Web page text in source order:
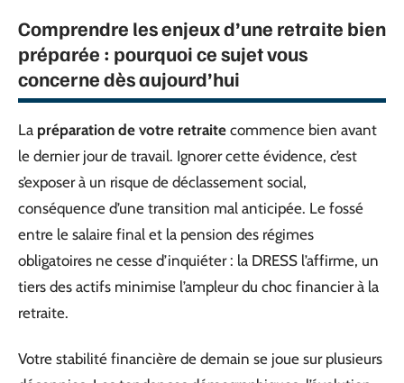
Comprendre les enjeux d’une retraite bien
préparée : pourquoi ce sujet vous
concerne dès aujourd’hui
La préparation de votre retraite commence bien avant
le dernier jour de travail. Ignorer cette évidence, c’est
s’exposer à un risque de déclassement social,
conséquence d’une transition mal anticipée. Le fossé
entre le salaire final et la pension des régimes
obligatoires ne cesse d’inquiéter : la DRESS l’affirme, un
tiers des actifs minimise l’ampleur du choc financier à la
retraite.
Votre stabilité financière de demain se joue sur plusieurs